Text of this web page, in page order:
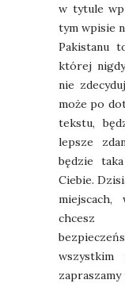
w tytule
tym wpisie
Pakistanu
której
nie
może po
tekstu,
lepsze
będzie
Ciebie.
chcesz
wszystkim
zapraszamy